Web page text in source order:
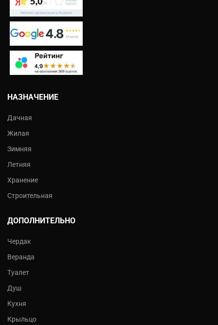
НАЗНАЧЕНИЕ
Дачная
Жилая
Зимняя
Летняя
Хранение
Строительная
ДОПОЛНИТЕЛЬНО
Чердак
Веранда
Туалет
Душ
Кухня
Крыльцо